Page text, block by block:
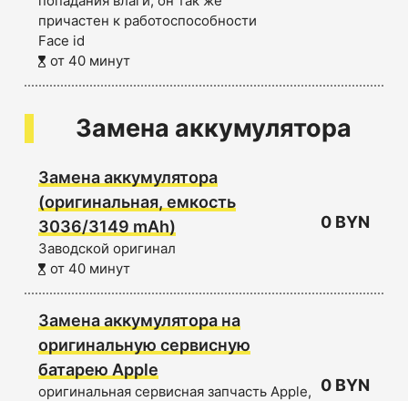
причастен к работоспособности
Face id
от 40 минут
Замена аккумулятора
Замена аккумулятора
(оригинальная, емкость
3036/3149 mAh)
Заводской оригинал
от 40 минут
0 BYN
Замена аккумулятора на
оригинальную сервисную
батарею Apple
оригинальная сервисная запчасть Apple,
0 BYN